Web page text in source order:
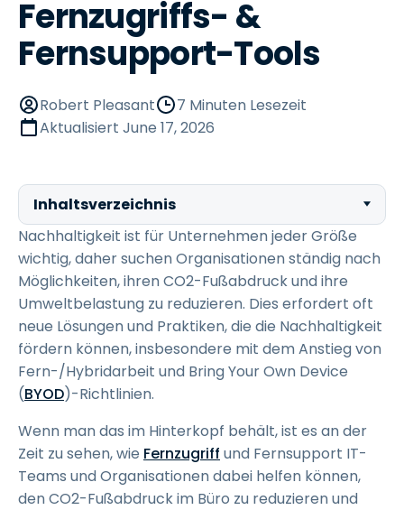
Fernzugriffs- &
Fernsupport-Tools
Robert Pleasant
7 Minuten Lesezeit
Aktualisiert June 17, 2026
Inhaltsverzeichnis
Nachhaltigkeit ist für Unternehmen jeder Größe
wichtig, daher suchen Organisationen ständig nach
Möglichkeiten, ihren CO2-Fußabdruck und ihre
Umweltbelastung zu reduzieren. Dies erfordert oft
neue Lösungen und Praktiken, die die Nachhaltigkeit
fördern können, insbesondere mit dem Anstieg von
Fern-/Hybridarbeit und Bring Your Own Device
(BYOD)-Richtlinien.
Wenn man das im Hinterkopf behält, ist es an der
Zeit zu sehen, wie Fernzugriff und Fernsupport IT-
Teams und Organisationen dabei helfen können,
den CO2-Fußabdruck im Büro zu reduzieren und